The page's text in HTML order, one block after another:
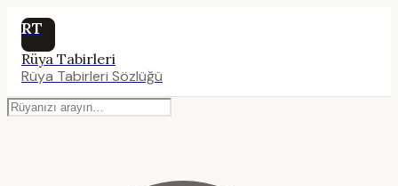
RT
Rüya Tabirleri
Rüya Tabirleri Sözlüğü